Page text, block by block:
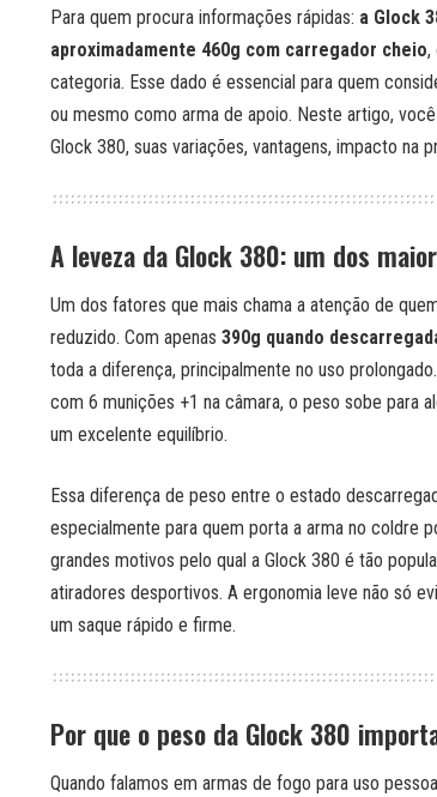
Para quem procura informações rápidas: a Glock
aproximadamente 460g com carregador cheio,
categoria. Esse dado é essencial para quem
ou mesmo como arma de apoio. Neste artigo,
Glock 380, suas variações, vantagens, impacto na
A leveza da Glock 380: um dos
Um dos fatores que mais chama a atenção de
reduzido. Com apenas 390g quando
toda a diferença, principalmente no uso
com 6 munições +1 na câmara, o peso sobe para
um excelente equilíbrio.
Essa diferença de peso entre o estado
especialmente para quem porta a arma no coldre
grandes motivos pelo qual a Glock 380 é tão
atiradores desportivos. A ergonomia leve não só
um saque rápido e firme.
Por que o peso da Glock 380
Quando falamos em armas de fogo para uso